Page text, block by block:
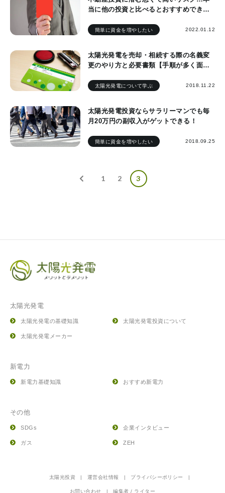
当に他の投資と比べるとおすすめできる
簡単に資金を増やしたい 2022.01.12
太陽光発電を売却・相続する際の名義変
更のやり方と必要書類【手順が多く面倒
太陽光発電について学ぶ 2018.11.22
太陽光発電投資ならサラリーマンでも毎
月20万円の副収入がゲットできる！
簡単に資金を増やしたい 2018.09.25
1 2 3
太陽光発電
太陽光発電の基礎知識 太陽光発電投資について
太陽光発電メーカー
新電力
新電力基礎知識 おすすめ新電力
その他
SDGs 企業インタビュー
ガス ZEH
太陽光投資 運営会社情報 プライバシーポリシー
お問い合わせ 編集者 / ライター